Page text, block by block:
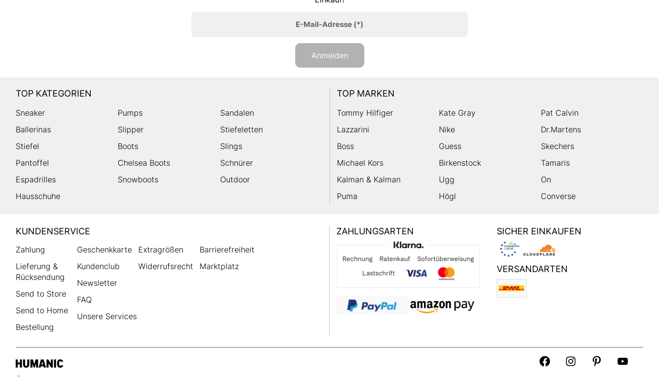
E-Mail-Adresse(*)
Anmelden
TOP KATEGORIEN
Sneaker Pumps
Sandalen
Ballerinas
Slipper
Stiefeletten
Stiefel
Boots
Slings
Pantoffel
Chelsea Boots
Schnürer
Espadrilles
Snowboots
Outdoor
Hausschuhe
TOP MARKEN
Tommy Hilfiger Kate Gray
Pat Calvin
Lazzarini
Nike
Dr.Martens
Boss
Guess
Skechers
Michael Kors
Birkenstock
Tamaris
Kalman & Kalman
Ugg
On
Puma
Högl Converse
HUMANIC
Footer
KUNDENSERVICE
Zahlung
Lieferung &
Rücksendung
Send to Store
Send to Home
Bestellung
Geschenkkarte
Kundenclub
Newsletter
FAQ
Unsere Services
Extragrößen
Widerrufsrecht
Barrierefreiheit
Marktplatz
ZAHLUNGSARTEN SICHER EINKAUFEN
VERSANDARTEN